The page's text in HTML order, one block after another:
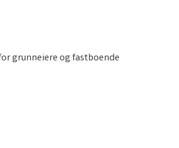
grunneiere og fastboende